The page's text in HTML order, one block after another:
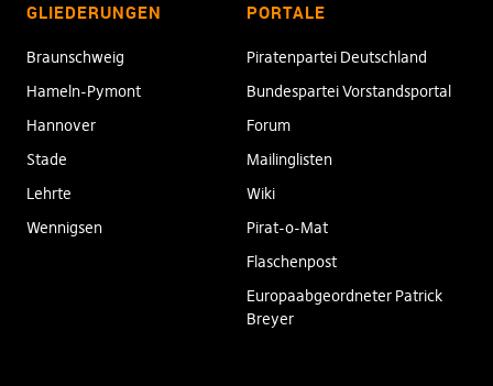
GLIEDERUNGEN
Braunschweig
Hameln-Pymont
Hannover
Stade
Lehrte
Wennigsen
PORTALE
Piratenpartei Deutschland
Bundespartei Vorstandsportal
Forum
Mailinglisten
Wiki
Pirat-o-Mat
Flaschenpost
Europaabgeordneter Patrick
Breyer